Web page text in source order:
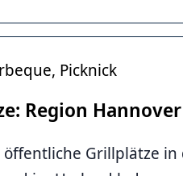
Picknick
Region
Grillplätze in